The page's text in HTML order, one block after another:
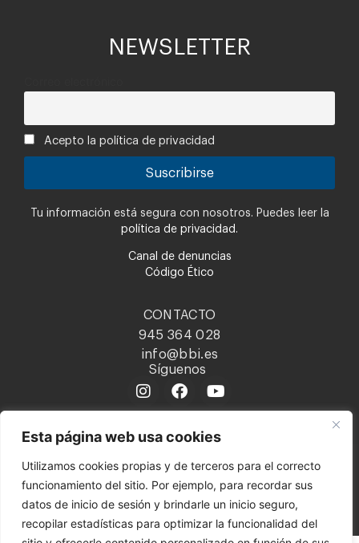
Esta página web usa cookies
Utilizamos cookies propias y de terceros para el correcto
funcionamiento del sitio. Por ejemplo, para recordar sus
datos de inicio de sesión y brindarle un inicio seguro,
recopilar estadísticas para optimizar la funcionalidad del
NEWSLETTER
Acepto la política de privacidad
Tu información está segura con nosotros. Puedes leer la
política de privacidad.
Canal de denuncias
Código Ético
CONTACTO
945 364 028
info@bbi.es
Síguenos
@ 2023 BERETTA BENELLI IBERICA, S.A. es parte de Beretta
Holding, S.A.
Política de privacidadAviso legalPolítica de cookies
Política interna del canal del informante